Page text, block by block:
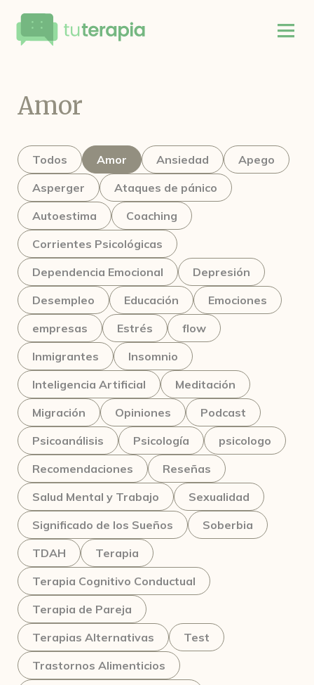
Amor
Todos Amor Ansiedad
Apego
Asperger
Ataques de pánico
Autoestima
Coaching
Corrientes Psicológicas
Dependencia Emocional
Depresión
Desempleo
Educación
Emociones
empresas
Estrés
flow
Inmigrantes
Insomnio
Inteligencia Artificial
Meditación
Migración
Opiniones
Podcast
Psicoanálisis
Psicología
psicologo
Recomendaciones
Reseñas
Salud Mental y Trabajo
Sexualidad
Significado de los Sueños
Soberbia
TDAH
Terapia
Terapia Cognitivo Conductual
Terapia de Pareja
Terapias Alternativas
Test
Trastornos Alimenticios